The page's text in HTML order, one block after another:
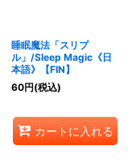
睡眠魔法「スリプ
ル」/Sleep Magic《日
本語》【FIN】
60円(税込)
カートに入れる